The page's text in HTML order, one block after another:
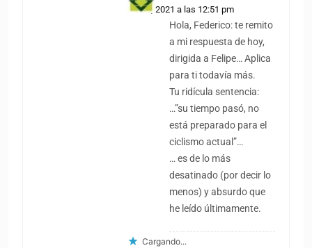
2 abril, 2021 a las 12:51 pm
Hola, Federico: te remito
a mi respuesta de hoy,
dirigida a Felipe… Aplica
para ti todavía más.
Tu ridícula sentencia:
…”su tiempo pasó, no
está preparado para el
ciclismo actual”…
… es de lo más
desatinado (por decir lo
menos) y absurdo que
he leído últimamente.
Cargando...